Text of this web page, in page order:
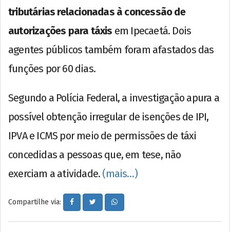
tributárias relacionadas à concessão de
autorizações para táxis em Ipecaetá. Dois
agentes públicos também foram afastados das
funções por 60 dias.
Segundo a Polícia Federal, a investigação apura a
possível obtenção irregular de isenções de IPI,
IPVA e ICMS por meio de permissões de táxi
concedidas a pessoas que, em tese, não
exerciam a atividade. (mais…)
Compartilhe via: